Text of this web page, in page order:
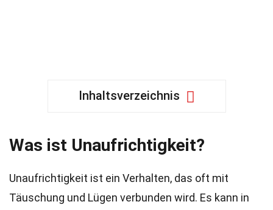
Inhaltsverzeichnis
Was ist Unaufrichtigkeit?
Unaufrichtigkeit ist ein Verhalten, das oft mit
Täuschung und Lügen verbunden wird. Es kann in